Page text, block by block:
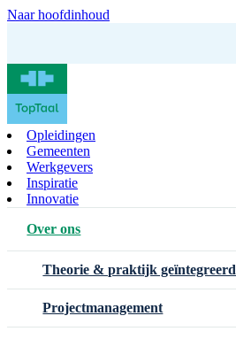
Naar hoofdinhoud
Opleidingen
Gemeenten
Werkgevers
Inspiratie
Innovatie
Over ons
Theorie & praktijk geïntegreerd
Projectmanagement